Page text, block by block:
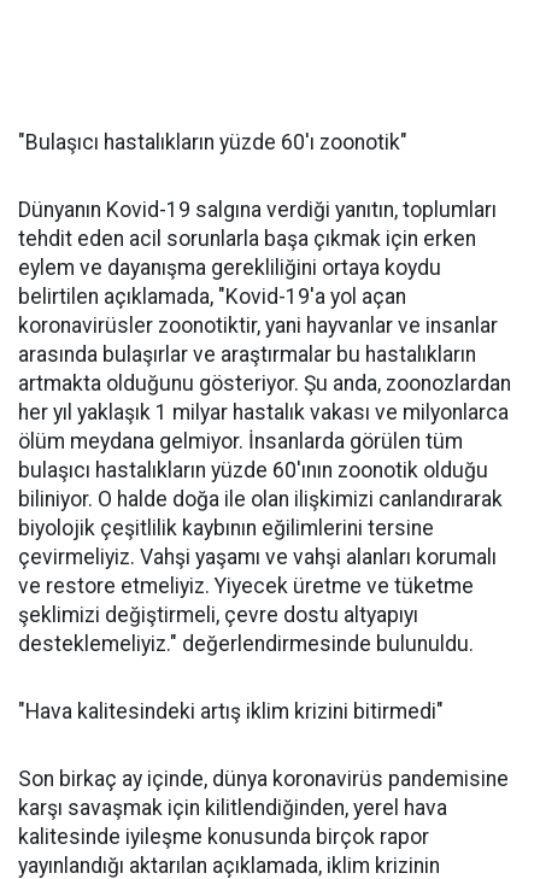
"Bulaşıcı hastalıkların yüzde 60'ı zoonotik"
Dünyanın Kovid-19 salgına verdiği yanıtın, toplumları
tehdit eden acil sorunlarla başa çıkmak için erken
eylem ve dayanışma gerekliliğini ortaya koydu
belirtilen açıklamada, "Kovid-19'a yol açan
koronavirüsler zoonotiktir, yani hayvanlar ve insanlar
arasında bulaşırlar ve araştırmalar bu hastalıkların
artmakta olduğunu gösteriyor. Şu anda, zoonozlardan
her yıl yaklaşık 1 milyar hastalık vakası ve milyonlarca
ölüm meydana gelmiyor. İnsanlarda görülen tüm
bulaşıcı hastalıkların yüzde 60'ının zoonotik olduğu
biliniyor. O halde doğa ile olan ilişkimizi canlandırarak
biyolojik çeşitlilik kaybının eğilimlerini tersine
çevirmeliyiz. Vahşi yaşamı ve vahşi alanları korumalı
ve restore etmeliyiz. Yiyecek üretme ve tüketme
şeklimizi değiştirmeli, çevre dostu altyapıyı
desteklemeliyiz." değerlendirmesinde bulunuldu.
"Hava kalitesindeki artış iklim krizini bitirmedi"
Son birkaç ay içinde, dünya koronavirüs pandemisine
karşı savaşmak için kilitlendiğinden, yerel hava
kalitesinde iyileşme konusunda birçok rapor
yayınlandığı aktarılan açıklamada, iklim krizinin